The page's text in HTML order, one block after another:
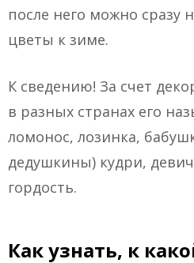
после него можно сразу
цветы к зиме.
К сведению! За счет
в разных странах его
ломонос, лозинка,
дедушкины) кудри,
гордость.
Как узнать, к